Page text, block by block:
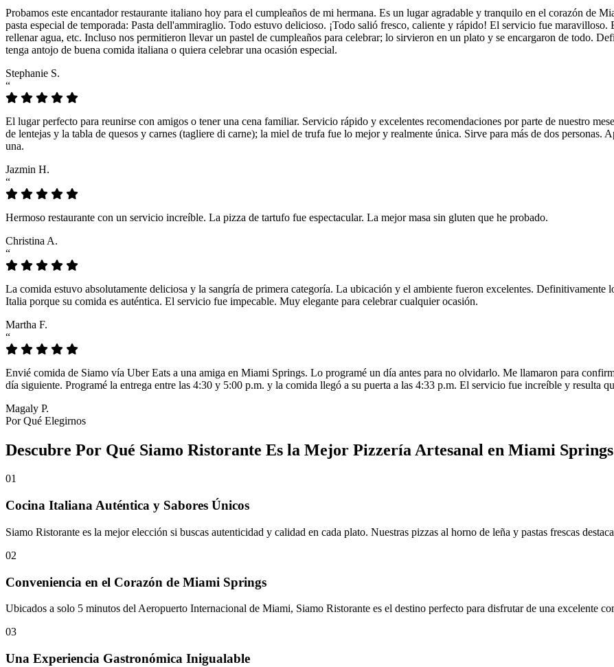
Probamos este encantador restaurante italiano hoy para el cumpleaños de mi hermana. Es un lugar agradable y tranquilo en el corazón de
pasta especial de temporada: Pasta dell'ammiraglio. Todo estuvo delicioso. ¡Todo salió fresco, caliente y rápido! El servicio fue maravilloso.
rellenar agua, etc. Incluso nos permitieron llevar un pastel de cumpleaños para celebrar; lo sirvieron en un plato y se encargaron de todo.
tenga antojo de buena comida italiana o quiera celebrar una ocasión especial.
Stephanie S.
“
El lugar perfecto para reunirse con amigos o tener una cena familiar. Servicio rápido y excelentes recomendaciones por parte de nuestro
de lentejas y la tabla de quesos y carnes (tagliere di carne); la miel de trufa fue lo mejor y realmente única. Sirve para más de dos personas.
una.
Jazmin H.
“
Hermoso restaurante con un servicio increíble. La pizza de tartufo fue espectacular. La mejor masa sin gluten que he probado.
Christina A.
“
La comida estuvo absolutamente deliciosa y la sangría de primera categoría. La ubicación y el ambiente fueron excelentes.
Italia porque su comida es auténtica. El servicio fue impecable. Muy elegante para celebrar cualquier ocasión.
Martha F.
“
Envié comida de Siamo vía Uber Eats a una amiga en Miami Springs. Lo programé un día antes para no olvidarlo. Me llamaron para
día siguiente. Programé la entrega entre las 4:30 y 5:00 p.m. y la comida llegó a su puerta a las 4:33 p.m. El servicio fue increíble y resulta
Magaly P.
Por Qué Elegirnos
Descubre Por Qué Siamo Ristorante Es la Mejor Pizzería Artesanal en Miami Springs
01
Cocina Italiana Auténtica y Sabores Únicos
Siamo Ristorante es la mejor elección si buscas autenticidad y calidad en cada plato. Nuestras pizzas al horno de leña y pastas frescas
02
Conveniencia en el Corazón de Miami Springs
Ubicados a solo 5 minutos del Aeropuerto Internacional de Miami, Siamo Ristorante es el destino perfecto para disfrutar de una excelente
03
Una Experiencia Gastronómica Inigualable